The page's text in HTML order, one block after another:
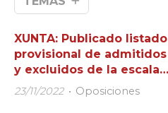
XUNTA: Publicado listado
provisional de admitidos
y excluidos de la escala
de Auxiliar Cuidador
23/11/2022 Oposiciones